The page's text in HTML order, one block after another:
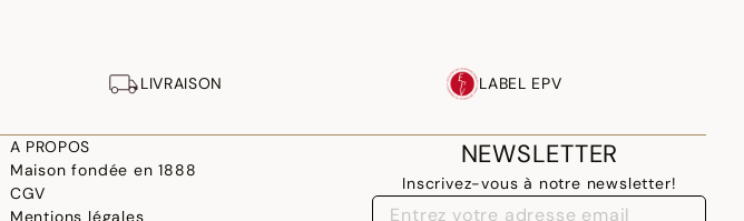
LIVRAISON LABEL EPV
A PROPOS
Maison fondée en 1888
CGV
Mentions légales
NEWSLETTER
Inscrivez-vous à notre newsletter!